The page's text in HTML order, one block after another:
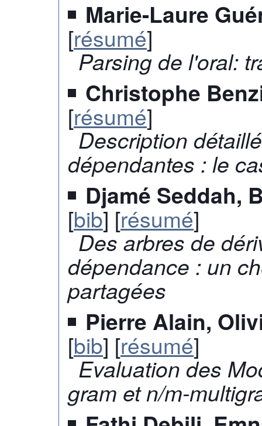
Marie-Laure
[résumé]
Parsing de l'oral:
Christophe
[résumé]
Description
dépendantes : le
Djamé Seddah,
[bib] [résumé]
Des arbres de
dépendance : un
partagées
Pierre Alain,
[bib] [résumé]
Evaluation des
gram et n/m-